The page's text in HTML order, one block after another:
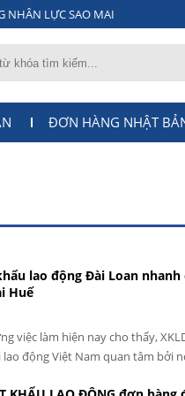
NHÂN LỰC SAO MAI
ĐƠN HÀNG NHẬT
lao động Đài Loan nhanh
Huế
việc làm hiện nay cho thấy,
động Việt Nam quan tâm bởi